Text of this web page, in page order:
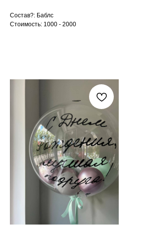
Состав?: Баблс
Стоимость: 1000 - 2000